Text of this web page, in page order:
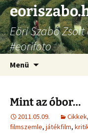
Ugrás
a
tartalomhoz
Eöri Szabó
#eorifoto
Menü
Mint az óbor…
2011.05.09. Cikkek,
filmszemle, játékfilm,